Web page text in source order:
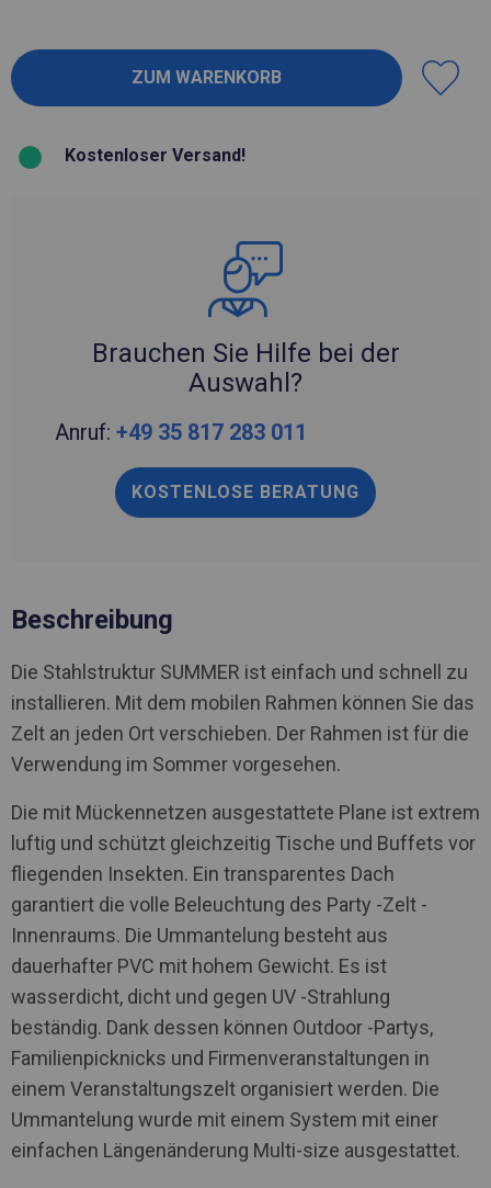
Kostenloser Versand!
Brauchen Sie Hilfe bei der
Auswahl?
Anruf: +49 35 817 283 011
KOSTENLOSE BERATUNG
Beschreibung
Die Stahlstruktur SUMMER ist einfach und schnell zu
installieren. Mit dem mobilen Rahmen können Sie das
Zelt an jeden Ort verschieben. Der Rahmen ist für die
Verwendung im Sommer vorgesehen.
Die mit Mückennetzen ausgestattete Plane ist extrem
luftig und schützt gleichzeitig Tische und Buffets vor
fliegenden Insekten. Ein transparentes Dach
garantiert die volle Beleuchtung des Party -Zelt -
Innenraums. Die Ummantelung besteht aus
dauerhafter PVC mit hohem Gewicht. Es ist
wasserdicht, dicht und gegen UV -Strahlung
beständig. Dank dessen können Outdoor -Partys,
Familienpicknicks und Firmenveranstaltungen in
einem Veranstaltungszelt organisiert werden. Die
Ummantelung wurde mit einem System mit einer
einfachen Längenänderung Multi-size ausgestattet.